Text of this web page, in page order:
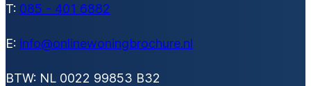
T: 085 - 401 6882
E: info@onlinewoningbrochure.nl
BTW: NL 0022 99853 B32